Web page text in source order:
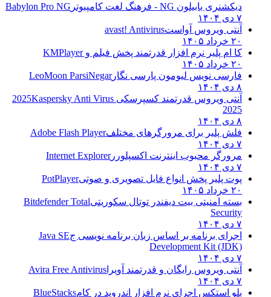
دیکشنری بابیلون NG - فرهنگ لغت کامپیوتر
Babylon Pro NG
۷ دی ۱۴۰۴
آنتی ویروس آواستavast! Antivirus
۲۰ خرداد ۱۴۰۵
کا ام پلیر نرم افزار قدرتمند پخش فیلم وKMPlayer
۲۰ خرداد ۱۴۰۵
فارسی نویس لیومون پارسی نگارLeoMoon ParsiNegar
۸ دی ۱۴۰۴
آنتی ویروس قدرتمند کسپرسکی 2025 Kaspersky Anti Virus
2025
۸ دی ۱۴۰۴
فلش پلیر برای مرورگرهای مختلفAdobe Flash Player
۷ دی ۱۴۰۴
مرورگر محبوب اینترنت اکسپلوررInternet Explorer
۷ دی ۱۴۰۴
پوت پلیر پخش انواع فایل تصویری و صوتیPotPlayer
۲۰ خرداد ۱۴۰۵
بسته امنیتی بیت دیفندر توتال سکوریتیBitdefender Total
Security
۷ دی ۱۴۰۴
اجرای برنامه بر اساس زبان برنامه نویسی جJava SE
Development Kit (JDK)
۷ دی ۱۴۰۴
آنتی ویروس رایگان و قدرتمند آویرا Avira Free Antivirus
۷ دی ۱۴۰۴
بلو استکس اجرای نرم افزار اندروید در کامBlueStacks